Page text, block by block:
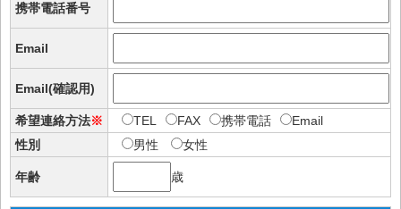
携帯電話番号
Email
Email(確認用)
希望連絡方法※ TEL FAX 携帯電話
Email
性別
男性 女性
年齢 歳